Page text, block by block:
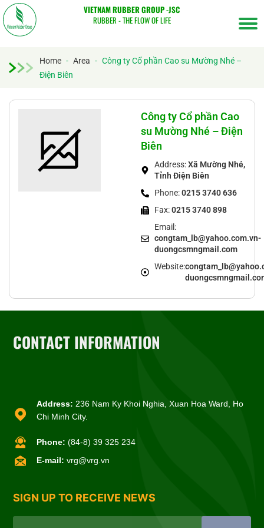
VIETNAM RUBBER GROUP -JSC
RUBBER - THE FLOW OF LIFE
Home - Area - Công ty Cổ phần Cao su Mường Nhé –
Điện Biên
Công ty Cổ phần Cao
su Mường Nhé – Điện
Biên
Address:Xã Mường Nhé,
Tỉnh Điện Biên
Phone:0215 3740 636
Fax:0215 3740 898
Email:
congtam_lb@yahoo.com.vn-
duongcsmngmail.com
Website:
CONTACT INFORMATION
Address: 236 Nam Ky Khoi Nghia, Xuan Hoa Ward, Ho
Chi Minh City.
Phone: (84-8) 39 325 234
E-mail: vrg@vrg.vn
SIGN UP TO RECEIVE NEWS